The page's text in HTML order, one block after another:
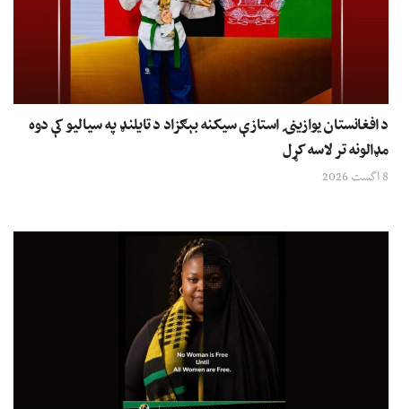
د افغانستان یوازینۍ استازې سیکنه بېګزاد د تایلنډ په سیالیو کې دوه
مډالونه تر لاسه کړل
8 اگست 2026